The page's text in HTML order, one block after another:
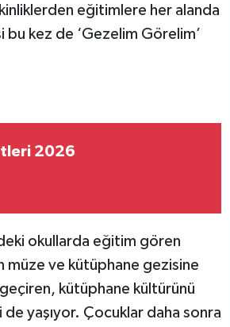
eğitimlere her alanda
bu kez de ‘Gezelim Görelim’
2026
okullarda eğitim gören
müze ve kütüphane gezisine
kütüphane kültürünü
yaşıyor. Çocuklar daha sonra